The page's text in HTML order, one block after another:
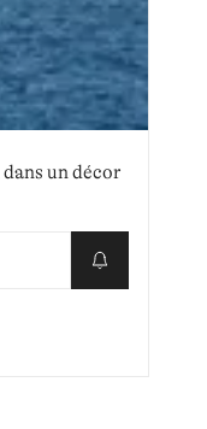
un décor